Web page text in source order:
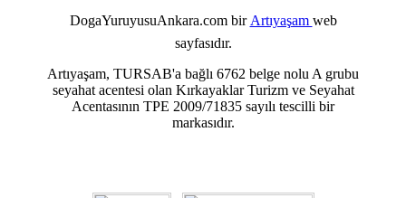
DogaYuruyusuAnkara.com bir Artıyaşam web
sayfasıdır.
Artıyaşam, TURSAB'a bağlı 6762 belge nolu A grubu
seyahat acentesi olan Kırkayaklar Turizm ve Seyahat
Acentasının TPE 2009/71835 sayılı tescilli bir
markasıdır.